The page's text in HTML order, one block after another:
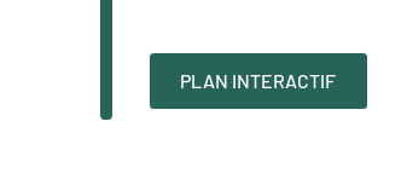
PLAN INTERACTIF